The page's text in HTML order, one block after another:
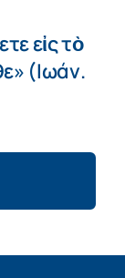
εἰς τὸ
(Ιωάν.